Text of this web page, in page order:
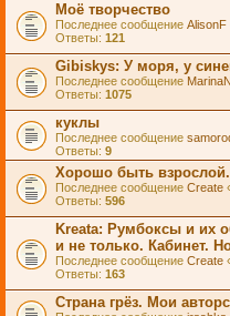
Моё творчество
Последнее сообщение AlisonF
Ответы: 121
Gibiskys: У моря, у
Последнее сообщение
Ответы: 1075
куклы
Последнее сообщение
Ответы: 9
Хорошо быть
Последнее сообщение Create
Ответы: 596
Kreata: Румбоксы и их
и не только. Кабинет.
Последнее сообщение Create
Ответы: 163
Страна грёз. Мои